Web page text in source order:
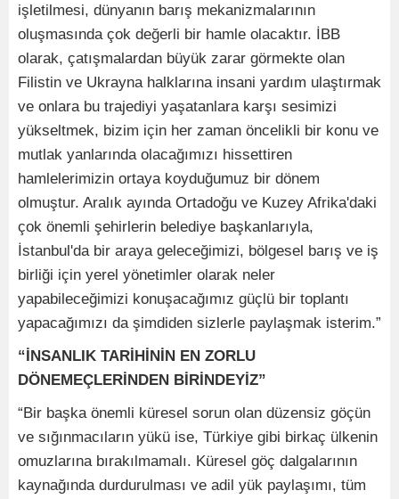
işletilmesi, dünyanın barış mekanizmalarının
oluşmasında çok değerli bir hamle olacaktır. İBB
olarak, çatışmalardan büyük zarar görmekte olan
Filistin ve Ukrayna halklarına insani yardım ulaştırmak
ve onlara bu trajediyi yaşatanlara karşı sesimizi
yükseltmek, bizim için her zaman öncelikli bir konu ve
mutlak yanlarında olacağımızı hissettiren
hamlelerimizin ortaya koyduğumuz bir dönem
olmuştur. Aralık ayında Ortadoğu ve Kuzey Afrika'daki
çok önemli şehirlerin belediye başkanlarıyla,
İstanbul'da bir araya geleceğimizi, bölgesel barış ve iş
birliği için yerel yönetimler olarak neler
yapabileceğimizi konuşacağımız güçlü bir toplantı
yapacağımızı da şimdiden sizlerle paylaşmak isterim.”
“İNSANLIK TARİHİNİN EN ZORLU
DÖNEMEÇLERİNDEN BİRİNDEYİZ”
“Bir başka önemli küresel sorun olan düzensiz göçün
ve sığınmacıların yükü ise, Türkiye gibi birkaç ülkenin
omuzlarına bırakılmamalı. Küresel göç dalgalarının
kaynağında durdurulması ve adil yük paylaşımı, tüm